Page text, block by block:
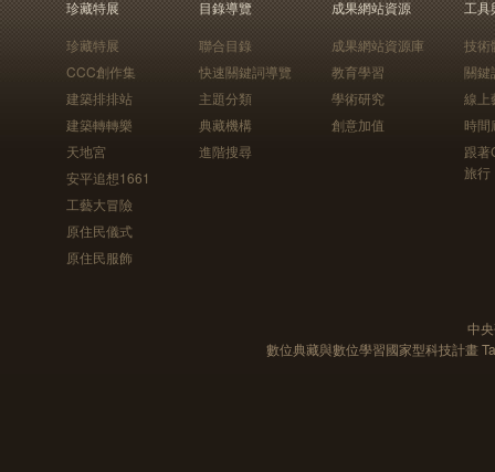
珍藏特展
珍藏特展
CCC創作集
建築排排站
建築轉轉樂
天地宮
安平追想1661
工藝大冒險
原住民儀式
原住民服飾
目錄導覽
聯合目錄
快速關鍵詞導覽
主題分類
典藏機構
進階搜尋
成果網站資源
成果網站資源庫
教育學習
學術研究
創意加值
工具
技術
關鍵
線上
時間
跟
旅行
中
數位典藏與數位學習國家型科技計畫